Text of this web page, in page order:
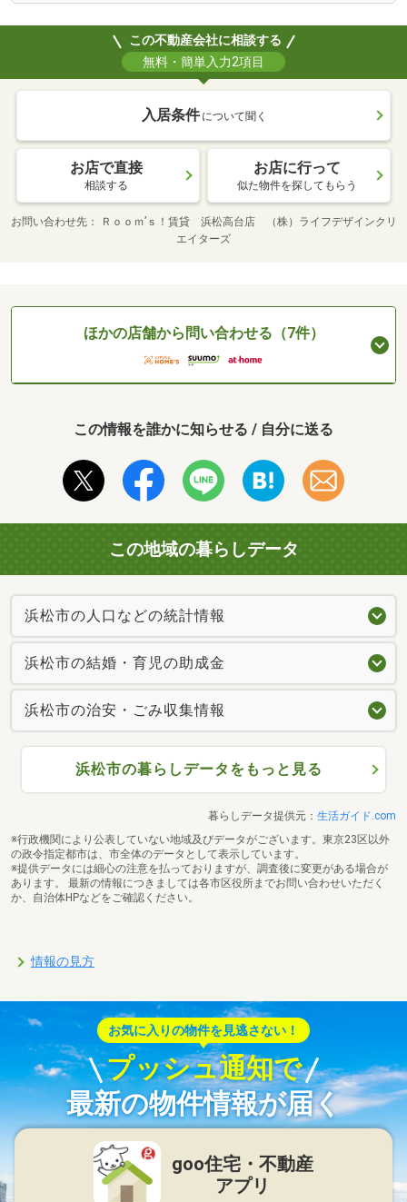
この不動産会社に相談する
無料・簡単入力2項目
入居条件 について聞く
お店で直接
相談する
お店に行って
似た物件を探してもらう
お問い合わせ先
Ｒｏｏｍ’ｓ！賃貸 浜松高台店 （株）ライフデザインクリ
エイターズ
ほかの店舗から問い合わせる（7件）
この情報を誰かに知らせる / 自分に送る
この地域の暮らしデータ
浜松市の人口などの統計情報
浜松市の結婚・育児の助成金
浜松市の治安・ごみ収集情報
浜松市の暮らしデータをもっと見る
暮らしデータ提供元： 生活ガイド.com
※行政機関により公表していない地域及びデータがございます。東京23区以外
の政令指定都市は、市全体のデータとして表示しています。
※提供データには細心の注意を払っておりますが、調査後に変更がある場合が
あります。 最新の情報につきましては各市区役所までお問い合わせいただく
か、自治体HPなどをご確認ください。
情報の見方
お気に入りの物件を見逃さない！
プッシュ通知で
最新の物件情報が届く
goo住宅・不動産
アプリ